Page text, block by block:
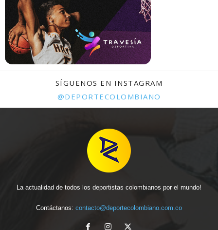
SÍGUENOS EN INSTAGRAM
@DEPORTECOLOMBIANO
La actualidad de todos los deportistas colombianos por el mundo!
Contáctanos: contacto@deportecolombiano.com.co